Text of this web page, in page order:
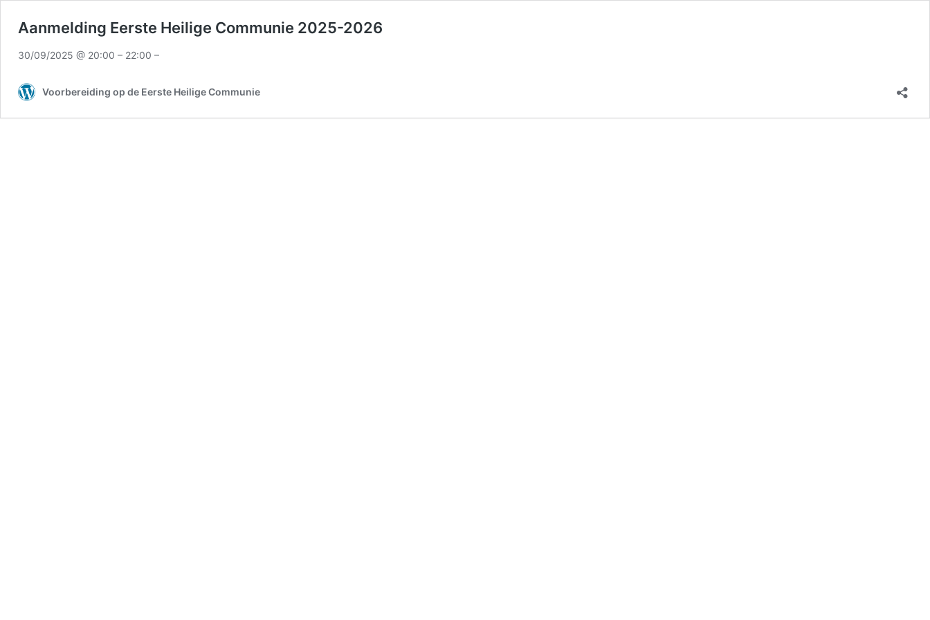
Aanmelding Eerste Heilige Communie 2025-2026
30/09/2025 @ 20:00 – 22:00 –
Voorbereiding op de Eerste Heilige Communie